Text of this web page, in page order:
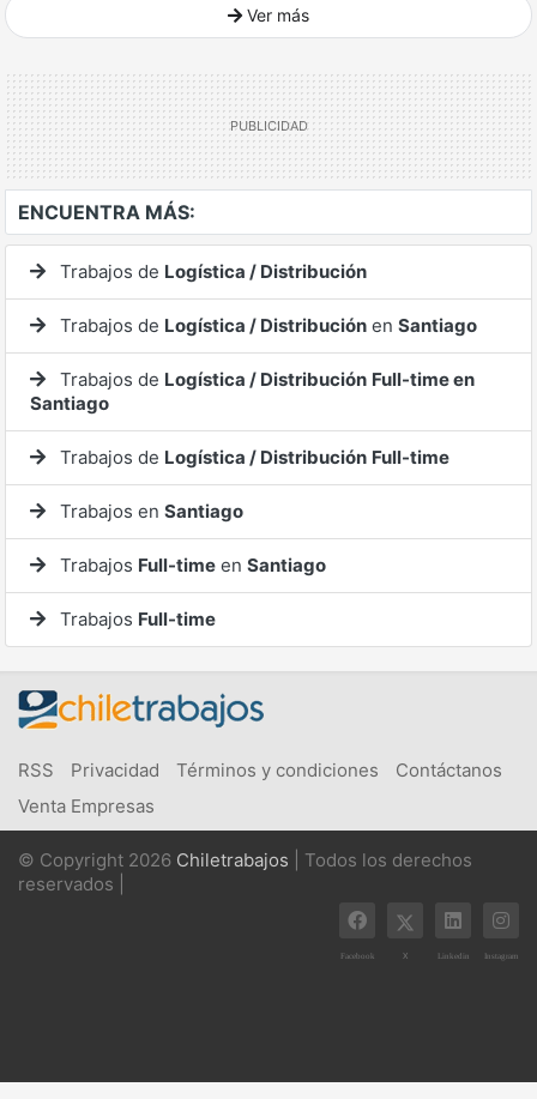
Ver más
ENCUENTRA MÁS:
Trabajos de Logística / Distribución
Trabajos de Logística / Distribución en Santiago
Trabajos de Logística / Distribución Full-time en
Santiago
Trabajos de Logística / Distribución Full-time
Trabajos en Santiago
Trabajos Full-time en Santiago
Trabajos Full-time
RSS Privacidad Términos y condiciones
Contáctanos
Venta Empresas
© Copyright 2026 Chiletrabajos | Todos los derechos
reservados |
Facebook X Linkedin Instagram